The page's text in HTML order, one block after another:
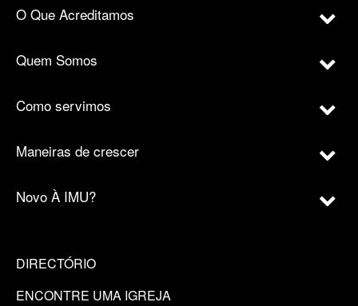
O Que Acreditamos
Quem Somos
Como servimos
Maneiras de crescer
Novo À IMU?
DIRECTÓRIO
ENCONTRE UMA IGREJA